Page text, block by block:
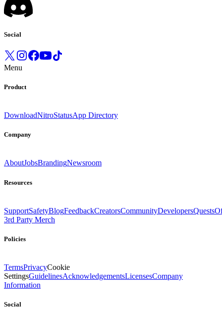
Social
Menu
Product
DownloadNitroStatusApp Directory
Company
AboutJobsBrandingNewsroom
Resources
SupportSafetyBlogFeedbackCreatorsCommunityDevelopersQuests
3rd Party Merch
Policies
TermsPrivacyCookie
SettingsGuidelinesAcknowledgementsLicensesCompany
Information
Social